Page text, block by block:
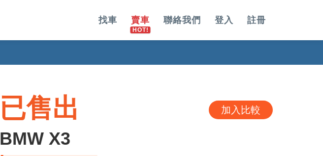
找車 賣車 聯絡我們 登入 註冊
已售出 加入比較
BMW X3